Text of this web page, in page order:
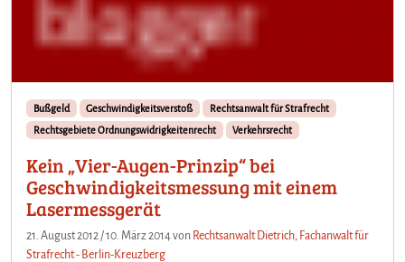
Bußgeld Geschwindigkeitsverstoß
Rechtsanwalt für Strafrecht
Rechtsgebiete Ordnungswidrigkeitenrecht
Verkehrsrecht
Kein „Vier-Augen-Prinzip“ bei
Geschwindigkeitsmessung mit einem
Lasermessgerät
21. August 2012 /10. März 2014von Rechtsanwalt Dietrich, Fachanwalt für
Strafrecht - Berlin-Kreuzberg